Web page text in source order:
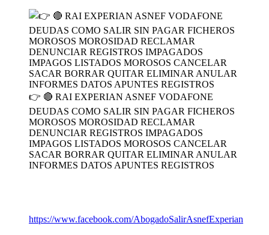
👉 🔴 RAI EXPERIAN ASNEF VODAFONE
DEUDAS COMO SALIR SIN PAGAR FICHEROS
MOROSOS MOROSIDAD RECLAMAR
DENUNCIAR REGISTROS IMPAGADOS
IMPAGOS LISTADOS MOROSOS CANCELAR
SACAR BORRAR QUITAR ELIMINAR ANULAR
INFORMES DATOS APUNTES REGISTROS
https://www.facebook.com/AbogadoSalirAsnefExperian